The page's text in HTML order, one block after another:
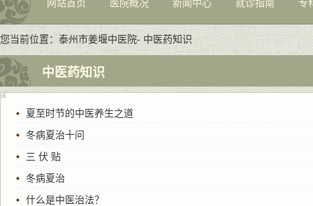
网站首页 医院概况 新闻中心 就诊指南 专
您当前位置： 泰州市姜堰中医院- 中医药知识
中医药知识
夏至时节的中医养生之道
冬病夏治十问
三 伏 贴
冬病夏治
什么是中医治法？